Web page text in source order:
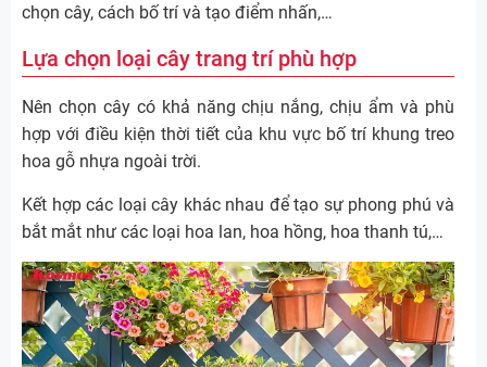
chọn cây, cách bố trí và tạo điểm nhấn,…
Lựa chọn loại cây trang trí phù hợp
Nên chọn cây có khả năng chịu nắng, chịu ẩm và phù
hợp với điều kiện thời tiết của khu vực bố trí khung treo
hoa gỗ nhựa ngoài trời.
Kết hợp các loại cây khác nhau để tạo sự phong phú và
bắt mắt như các loại hoa lan, hoa hồng, hoa thanh tú,…